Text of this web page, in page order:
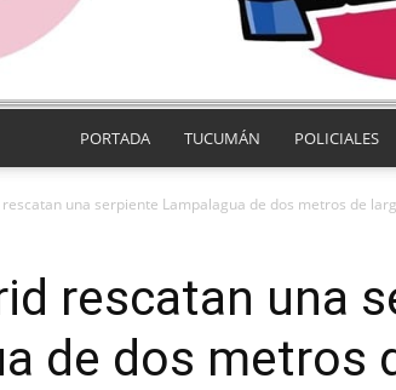
PORTADA TUCUMÁN POLICIALES
rescatan una serpiente Lampalagua de dos metros de
rescatan una
de dos metros